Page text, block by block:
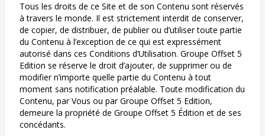
Tous les droits de ce Site et de son Contenu sont réservés
à travers le monde. Il est strictement interdit de conserver,
de copier, de distribuer, de publier ou d’utiliser toute partie
du Contenu à l’exception de ce qui est expressément
autorisé dans ces Conditions d’Utilisation. Groupe Offset 5
Edition se réserve le droit d’ajouter, de supprimer ou de
modifier n’importe quelle partie du Contenu à tout
moment sans notification préalable. Toute modification du
Contenu, par Vous ou par Groupe Offset 5 Edition,
demeure la propriété de Groupe Offset 5 Édition et de ses
concédants.